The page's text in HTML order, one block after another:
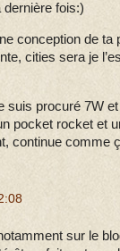
dernière fois:)
conception de
cities sera je
suis procuré 7W
pocket rocket et
continue comme
sur le